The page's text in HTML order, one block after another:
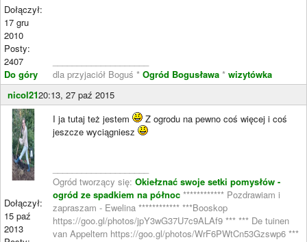
Dołączył:
17 gru
2010
Posty:
2407
Do góry
dla przyjaciół Boguś * Ogród Bogusława * wizytówka
nicol2120:13, 27 paź 2015
Dołączył:
15 paź
2013
I ja tutaj też jestem
Z ogrodu na pewno coś więcej i coś
jeszcze wyciągniesz
Ogród tworzący się: Okiełznać swoje setki pomysłów -
ogród ze spadkiem na północ ************ Pozdrawiam i
zapraszam - Ewelina ************ ***Booskop
https://goo.gl/photos/jpY3wG37U7c9ALAf9 *** *** De tuinen
van Appeltern https://goo.gl/photos/WrF6PWtCn53Gzswp6 ***